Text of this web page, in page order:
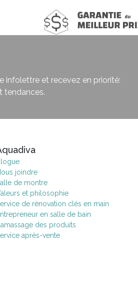
infolettre et recevez en priorité:
tendances.
joindre
de montre
et philosophie
de rénovation clés en main
en salle de bain
des produits
après-vente